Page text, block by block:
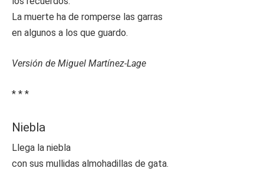
La muerte ha de romperse las garras
en algunos a los que guardo.
Versión de Miguel Martínez-Lage
* * *
Niebla
Llega la niebla
con sus mullidas almohadillas de gata.